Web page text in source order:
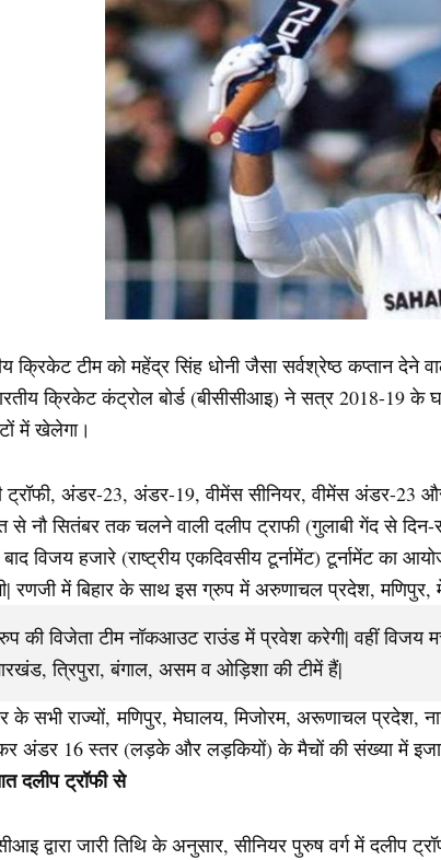
क्रिकेट टीम को महेंद्र सिंह धोनी जैसा सर्वश्रेष्ठ कप्तान
क्रिकेट कंट्रोल बोर्ड (बीसीसीआइ) ने सत्र 2018-19 के
में खेलेगा।
ट्रॉफी, अंडर-23, अंडर-19, वीमेंस सीनियर, वीमेंस अंडर-23
नौ सितंबर तक चलने वाली दलीप ट्राफी (गुलाबी गेंद से दिन-
विजय हजारे (राष्ट्रीय एकदिवसीय टूर्नामेंट) टूर्नामेंट
रणजी में बिहार के साथ इस ग्रुप में अरुणाचल प्रदेश, मणिपुर,
की विजेता टीम नॉकआउट राउंड में प्रवेश करेगी| वहीं विजय
त्रिपुरा, बंगाल, असम व ओड़िशा की टीमें हैं|
के सभी राज्यों, मणिपुर, मेघालय, मिजोरम, अरूणाचल प्रदेश,
अंडर 16 स्तर (लड़के और लड़कियों) के मैचों की संख्या में
दलीप ट्रॉफी से
द्वारा जारी तिथि के अनुसार, सीनियर पुरुष वर्ग में